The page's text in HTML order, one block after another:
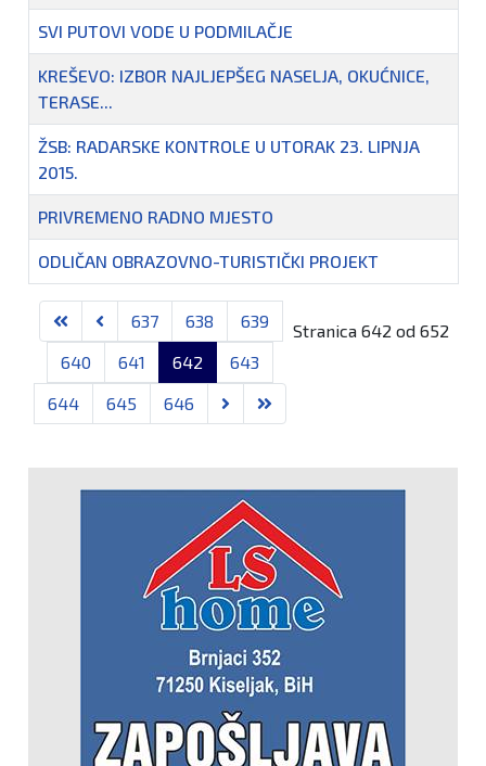
Članci
SVI PUTOVI VODE U PODMILAČJE
KREŠEVO: IZBOR NAJLJEPŠEG NASELJA, OKUĆNICE,
TERASE...
ŽSB: RADARSKE KONTROLE U UTORAK 23. LIPNJA
2015.
PRIVREMENO RADNO MJESTO
ODLIČAN OBRAZOVNO-TURISTIČKI PROJEKT
Stranica 642 od 652
637 638
639
640
641 642
643
644
645 646